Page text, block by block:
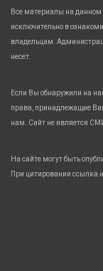
Все материалы на данном
исключительно в
владельцам.
несет.
Если Вы обнаружили на
права, принадлежащие
нам. Сайт не является
На сайте могут быть
При цитировании ссылка